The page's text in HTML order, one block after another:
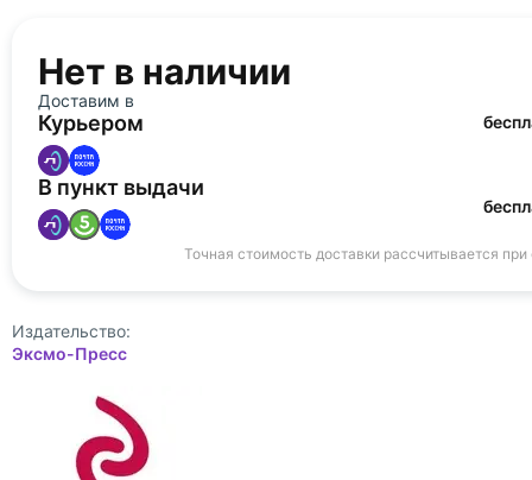
Нет в наличии
Доставим в
Курьером
В пункт выдачи
Точная стоимость доставки рассчитывается
Издательство:
Эксмо-Пресс